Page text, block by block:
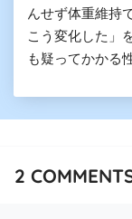
んせず体重維持
こう変化した」
も疑ってかかる
2